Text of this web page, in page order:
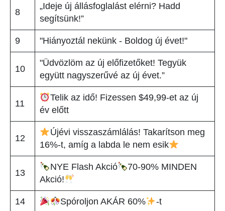
8
„Ideje új állásfoglalást elérni? Hadd
segítsünk!”
9 "Hiányoztál nekünk - Boldog új évet!"
10
"Üdvözlöm az új előfizetőket! Tegyük
együtt nagyszerűvé az új évet.”
11
Telik az idő! Fizessen $49,99-et az új
év előtt
12
Újévi visszaszámlálás! Takarítson meg
16%-t, amíg a labda le nem esik
13
NYE Flash Akció
70-90% MINDEN
Akció!
14 Spóroljon AKÁR 60% -t